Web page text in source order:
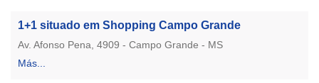
1+1 situado em Shopping Campo Grande
Av. Afonso Pena, 4909 - Campo Grande - MS
Más...